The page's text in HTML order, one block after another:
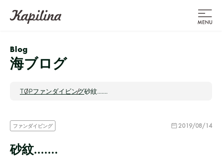
Blog
海ブログ
TOPファンダイビング砂紋.......
ファンダイビング 2019/08/14
砂紋.......